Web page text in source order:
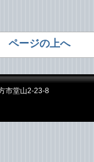
ページの上へ
市堂山2-23-8